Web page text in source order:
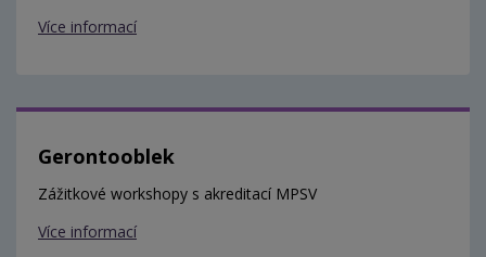
Více informací
Gerontooblek
Zážitkové workshopy s akreditací MPSV
Více informací